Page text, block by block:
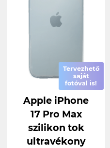
Tervezhető
saját
fotóval is!
Apple iPhone
17 Pro Max
szilikon tok
ultravékony